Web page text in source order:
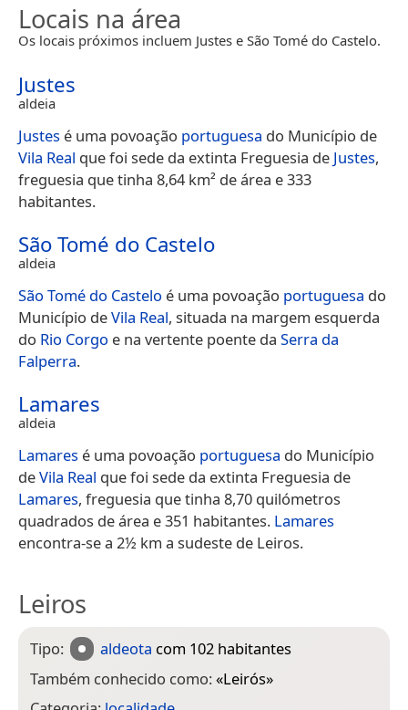
Locais na área
Os locais próximos incluem Justes e São Tomé do Castelo.
Justes
aldeia
Justes é uma povoação portuguesa do Município de
Vila Real que foi sede da extinta Freguesia de Justes,
freguesia que tinha 8,64 km² de área e 333
habitantes.
São Tomé do Castelo
aldeia
São Tomé do Castelo é uma povoação portuguesa do
Município deVila Real, situada na margem esquerda
do Rio Corgo e na vertente poente da Serra da
Falperra.
Lamares
aldeia
Lamares é uma povoação portuguesa do Município
deVila Real que foi sede da extinta Freguesia de
Lamares, freguesia que tinha 8,70 quilómetros
quadrados de área e 351 habitantes. Lamares
encontra-se a 2½ km a sudeste de Leiros.
Leiros
Tipo: aldeota com 102 habitantes
Também conhecido como:«Leirós»